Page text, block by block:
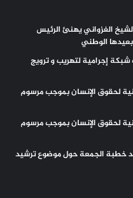
الغزواني يهنئ الرئيس
الوطني
إجرامية لتهريب و ترويج
لحقوق الإنسان بموجب مرسوم
لحقوق الإنسان بموجب مرسوم
خطبة الجمعة حول موضوع ترشيد